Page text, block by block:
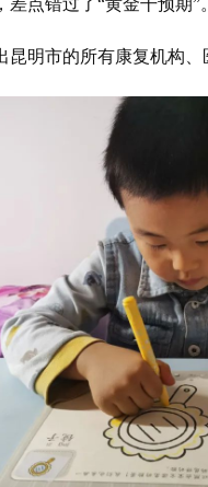
点错过了“黄金干预期”。
明市的所有康复机构、